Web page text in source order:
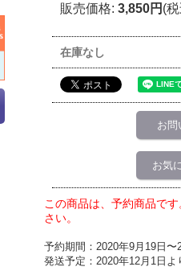
販売価格: 3,850円 (
在庫なし
お問
お気
この商品は、予約商品で
さい。
予約期間：2020年9月19日〜
発送予定：2020年12月1日よ